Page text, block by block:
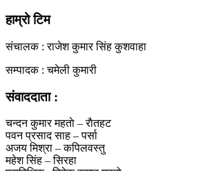
हाम्रो टिम
संचालक : राजेश कुमार सिंह कुशवाहा
सम्पादक : चमेली कुमारी
संवाददाता :
चन्दन कुमार महताे – राैतहट
पवन प्रसाद साह – पर्सा
अजय मिश्रा – कपिलवस्तु
महेश सिंह – सिरहा